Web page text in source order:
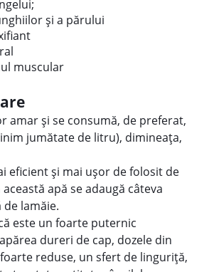
și a părului
muscular
amar și se consumă, de preferat,
jumătate de litru), dimineața,
eficient și mai ușor de folosit de
apă se adaugă câteva
lamăie.
este un foarte puternic
dureri de cap, dozele din
reduse, un sfert de linguriță,